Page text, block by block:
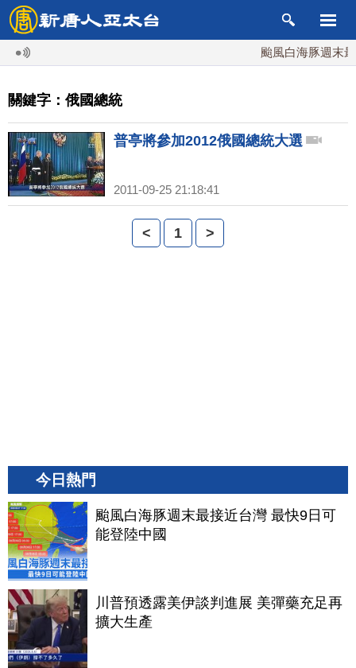
颱風白海豚週末最
關鍵字：俄國總統
普亭將參加2012俄國總統大選
2011-09-25 21:18:41
< 1 >
今日熱門
颱風白海豚週末最接近台灣 最快9日可
能登陸中國
川普預透露美伊談判進展 美彈藥充足再
擴大生產